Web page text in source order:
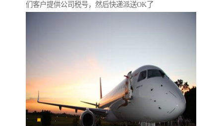
们客户提供公司税号，然后快递派送OK了